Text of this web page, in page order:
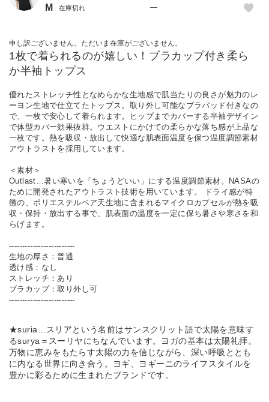
M 在庫切れ —
申し訳ございません。ただいま在庫がございません。
1枚で着られるのが嬉しい！ブラカップ付き柔ら
か半袖トップス
優れたストレッチ性となめらかな生地感で肌当たりの良さが魅力のレ
ーヨン生地で仕立てたトップス。取り外し可能なブラパッド付きなの
で、一枚で安心して着られます。ヒップまでカバーする半袖デザイン
で体型カバー効果抜群。ウエストにかけての柔らかな落ち感が上品な
一枚です。熱を吸収・放出して快適な肌表面温度を保つ温度調節素材
アウトラストを採用しています。
＜素材＞
Outlast…暑い寒いを「ちょうどいい」にする温度調節素材。NASAの
ために開発されたアウトラスト技術を用いています。 ドライ感が特
徴の、ポリエステルベア天生地に含まれるマイクロカプセルが熱を吸
収・保持・放出する事で、肌表面の温度を一定に保ち暑さや寒さを和
らげます。
-------------------------
生地の厚さ：普通
透け感：なし
ストレッチ：あり
ブラカップ：取り外し可
-------------------------
★suria…スリアという名前はサンスクリット語で太陽を意味す
るsurya＝スーリヤにちなんでいます。ヨガの基本は太陽礼拝。
万物に恵みをもたらす太陽の力を信じながら、深い呼吸ととも
に内なる世界に向き合う。ヨギ、ヨギーニのライフスタイルを
豊かに彩るために生まれたブランドです。